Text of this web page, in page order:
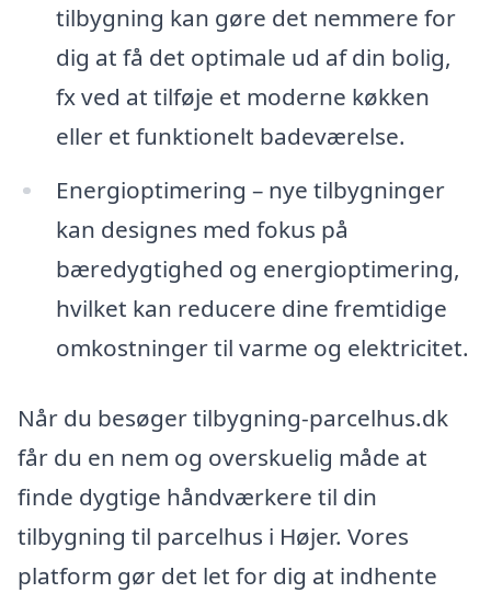
tilbygning kan gøre det nemmere for
dig at få det optimale ud af din bolig,
fx ved at tilføje et moderne køkken
eller et funktionelt badeværelse.
Energioptimering – nye tilbygninger
kan designes med fokus på
bæredygtighed og energioptimering,
hvilket kan reducere dine fremtidige
omkostninger til varme og elektricitet.
Når du besøger tilbygning-parcelhus.dk
får du en nem og overskuelig måde at
finde dygtige håndværkere til din
tilbygning til parcelhus i Højer. Vores
platform gør det let for dig at indhente